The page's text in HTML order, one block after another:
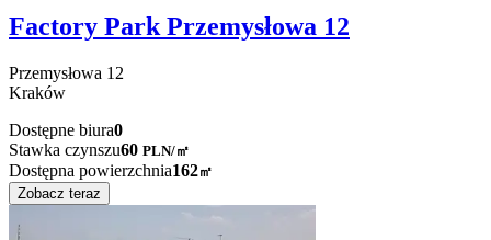
Factory Park Przemysłowa 12
Przemysłowa 12
Kraków
Dostępne biura0
Stawka czynszu60 PLN/㎡
Dostępna powierzchnia162㎡
Zobacz teraz